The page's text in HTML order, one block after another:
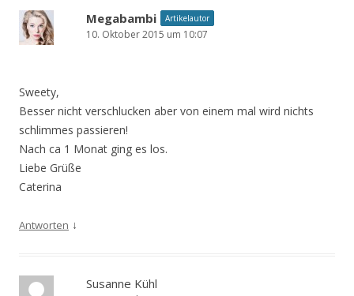
Megabambi Artikelautor
10. Oktober 2015 um 10:07
Sweety,
Besser nicht verschlucken aber von einem mal wird nichts
schlimmes passieren!
Nach ca 1 Monat ging es los.
Liebe Grüße
Caterina
Antworten ↓
Susanne Kühl